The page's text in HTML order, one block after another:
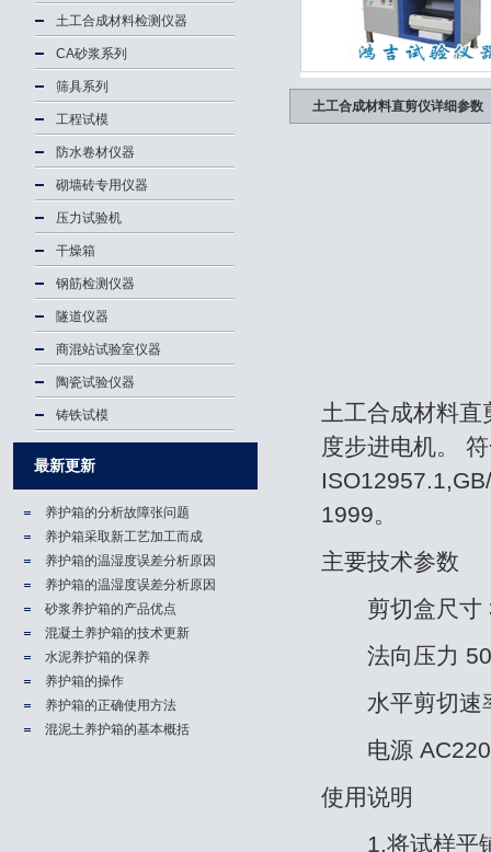
土工合成材料检测仪器
CA砂浆系列
筛具系列
工程试模
防水卷材仪器
砌墙砖专用仪器
压力试验机
干燥箱
钢筋检测仪器
隧道仪器
商混站试验室仪器
陶瓷试验仪器
铸铁试模
最新更新
养护箱的分析故障张问题
养护箱​采取新工艺加工而成
养护箱的温湿度误差分析原因
养护箱的温湿度误差分析原因
砂浆养护箱的产品优点
混凝土养护箱的技术更新
水泥养护箱的保养
养护箱的操作
养护箱的正确使用方法
混泥土养护箱的基本概括
土工合成材料直剪仪详细参数
土工合成材料直
度步进电机。
1999。
主要技术参数
剪切盒尺寸
法向压力
水平剪切速
电源
使用说明
1.将试样平铺